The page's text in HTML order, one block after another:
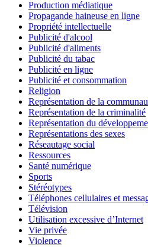
Production médiatique
Propagande haineuse en ligne
Propriété intellectuelle
Publicité d'alcool
Publicité d'aliments
Publicité du tabac
Publicité en ligne
Publicité et consommation
Religion
Représentation de la
Représentation de la criminalité
Représentation du
Représentations des sexes
Réseautage social
Ressources
Santé numérique
Sports
Stéréotypes
Téléphones cellulaires et
Télévision
Utilisation excessive d’Internet
Vie privée
Violence